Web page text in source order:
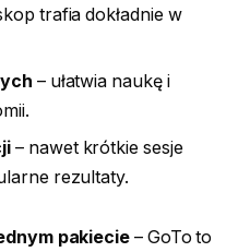
trafia dokładnie w
– ułatwia naukę i
– nawet krótkie sesje
rezultaty.
pakiecie– GoTo to